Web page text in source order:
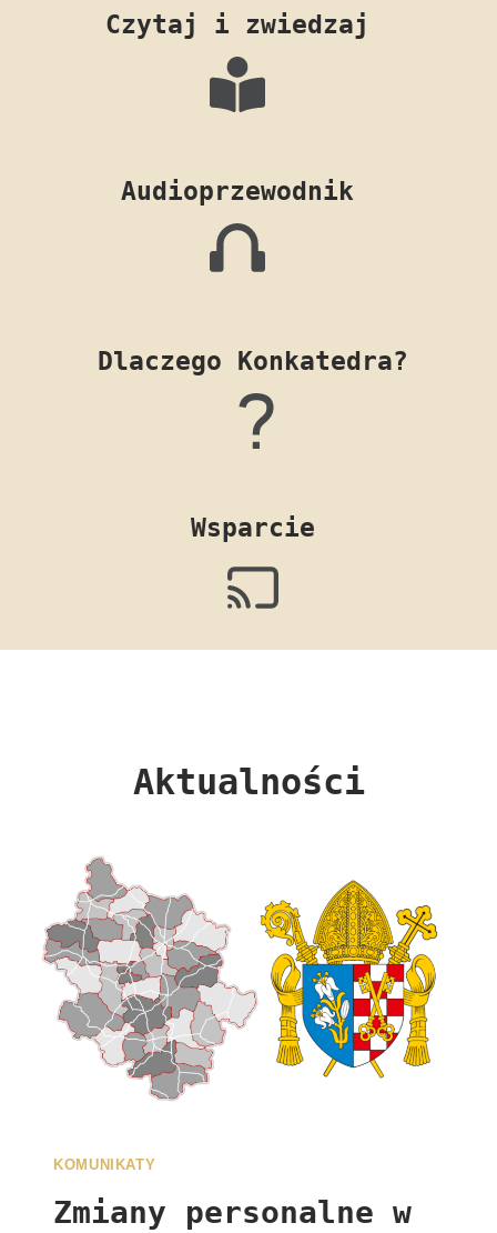
Czytaj i zwiedzaj
Audioprzewodnik
Dlaczego Konkatedra?
Wsparcie
Aktualności
KOMUNIKATY
Zmiany personalne w